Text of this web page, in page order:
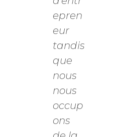
epren
eur
tandis
que
nous
nous
occup
ons